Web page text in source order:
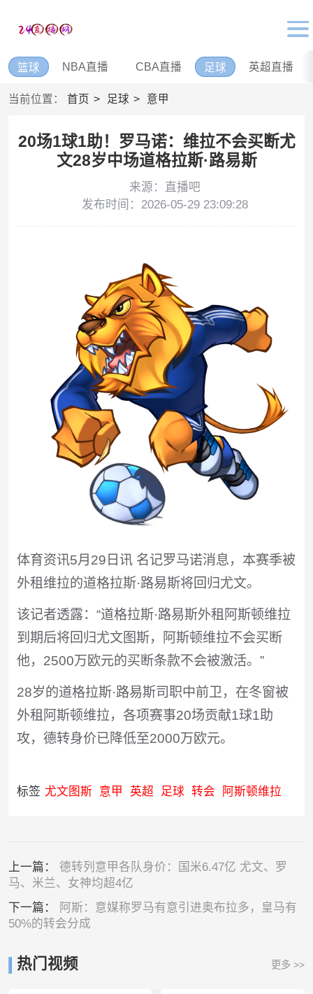
篮球 NBA直播 CBA直播 足球 英超直播
当前位置： 首页 足球 意甲
20场1球1助！罗马诺：维拉不会买断尤
文28岁中场道格拉斯·路易斯
来源：直播吧
发布时间：2026-05-29 23:09:28
体育资讯5月29日讯 名记罗马诺消息，本赛季被
外租维拉的道格拉斯·路易斯将回归尤文。
该记者透露：“道格拉斯·路易斯外租阿斯顿维拉
到期后将回归尤文图斯，阿斯顿维拉不会买断
他，2500万欧元的买断条款不会被激活。”
28岁的道格拉斯·路易斯司职中前卫，在冬窗被
外租阿斯顿维拉，各项赛事20场贡献1球1助
攻，德转身价已降低至2000万欧元。
标签 尤文图斯 意甲 英超 足球 转会 阿斯顿维拉
上一篇： 德转列意甲各队身价：国米6.47亿 尤文、罗
马、米兰、女神均超4亿
下一篇：
阿斯：意媒称罗马有意引进奥布拉多，皇马有
50%的转会分成
热门视频 更多 >>